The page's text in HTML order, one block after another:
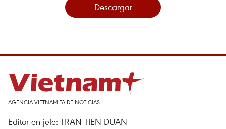
Descargar
AGENCIA VIETNAMITA DE NOTICIAS
Editor en jefe: TRAN TIEN DUAN